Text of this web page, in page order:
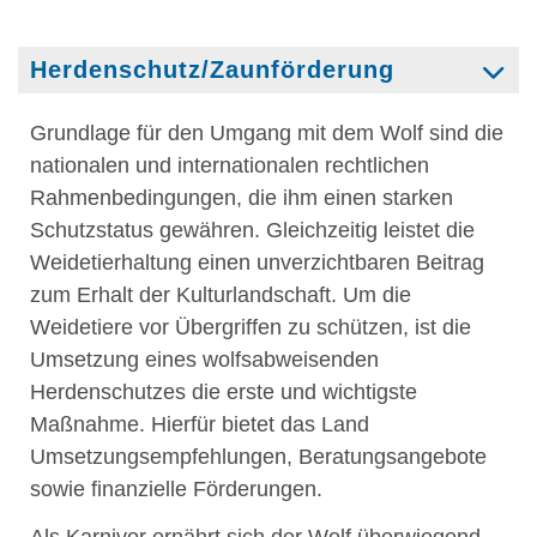
Herdenschutz/Zaunförderung
Grundlage für den Umgang mit dem Wolf sind die
nationalen und internationalen rechtlichen
Rahmenbedingungen, die ihm einen starken
Schutzstatus gewähren. Gleichzeitig leistet die
Weidetierhaltung einen unverzichtbaren Beitrag
zum Erhalt der Kulturlandschaft. Um die
Weidetiere vor Übergriffen zu schützen, ist die
Umsetzung eines wolfsabweisenden
Herdenschutzes die erste und wichtigste
Maßnahme. Hierfür bietet das Land
Umsetzungsempfehlungen, Beratungsangebote
sowie finanzielle Förderungen.